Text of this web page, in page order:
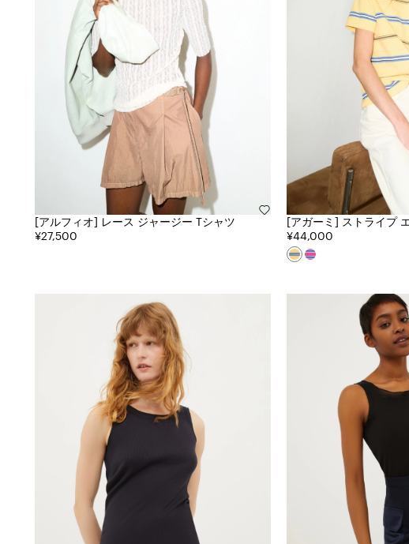
[アルフィオ] レース ジャージー Tシャツ
¥27,500
[アガーミ] ストライプ エンブロイダード ポ
ロ シャツ
¥44,000